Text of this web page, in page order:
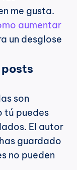
me gusta.
aumentar
un desglose
son
tú puedes
El autor
guardado
no pueden